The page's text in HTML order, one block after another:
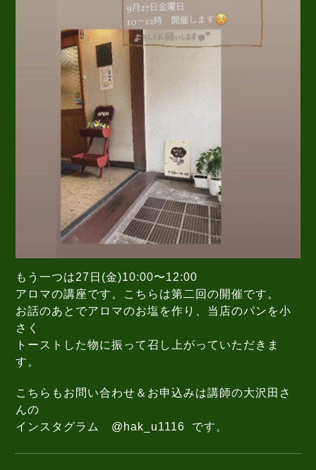
もう一つは27日(金)10:00〜12:00
アロマの講座です。こちらは第二回の開催です。
お話のあとでアロマのお塩を作り、当店のパンを小
さく
トーストした物に振って召し上がっていただきま
す。
こちらもお問い合わせ＆お申込みは講師の大沢田さ
んの
インスタグラム @hak_u1116 です。